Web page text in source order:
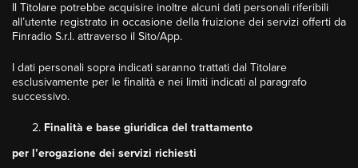
Il Titolare potrebbe acquisire inoltre alcuni dati personali riferibili
all’utente registrato in occasione della fruizione dei servizi offerti da
Finradio S.r.l. attraverso il Sito/App.
I dati personali sopra indicati saranno trattati dal Titolare
esclusivamente per le finalità e nei limiti indicati al paragrafo
successivo.
Finalità e base giuridica del trattamento
per l’erogazione dei servizi richiesti